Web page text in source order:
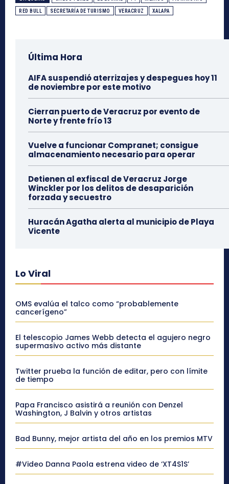
RED BULL SECRETARÍA DE TURISMO VERACRUZ XALAPA
Última Hora
AIFA suspendió aterrizajes y despegues hoy 11
de noviembre por este motivo
Cierran puerto de Veracruz por evento de
Norte y frente frío 13
Vuelve a funcionar Compranet; consigue
almacenamiento necesario para operar
Detienen al exfiscal de Veracruz Jorge
Winckler por los delitos de desaparición
forzada y secuestro
Huracán Agatha alerta al municipio de Playa
Vicente
Lo Viral
OMS evalúa el talco como “probablemente
cancerígeno”
El telescopio James Webb detecta el agujero negro
supermasivo activo más distante
Twitter prueba la función de editar, pero con límite
de tiempo
Papa Francisco asistirá a reunión con Denzel
Washington, J Balvin y otros artistas
Bad Bunny, mejor artista del año en los premios MTV
#Video Danna Paola estrena video de ‘XT4S1S’